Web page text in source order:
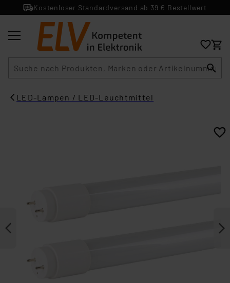
Kostenloser Standardversand ab 39 € Bestellwert
LED-Lampen / LED-Leuchtmittel